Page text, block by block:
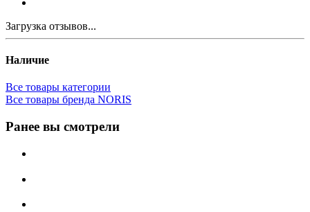
Загрузка отзывов...
Наличие
Все товары категории
Все товары бренда NORIS
Ранее вы смотрели